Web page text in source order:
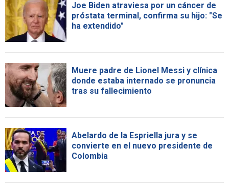
Joe Biden atraviesa por un cáncer de
próstata terminal, confirma su hijo: "Se
ha extendido"
Muere padre de Lionel Messi y clínica
donde estaba internado se pronuncia
tras su fallecimiento
Abelardo de la Espriella jura y se
convierte en el nuevo presidente de
Colombia